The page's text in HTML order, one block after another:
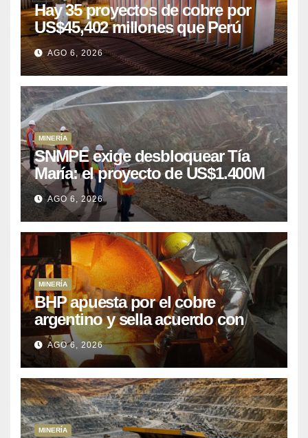
Hay 35 proyectos de cobre por
US$45,402 millones que Perú
puede aprovechar
AGO 6, 2026
MINERÍA
SNMPE exige desbloquear Tía
María: el proyecto de US$1.400M
que Perú lleva 15 años
posponiendo
AGO 6, 2026
MINERÍA
BHP apuesta por el cobre
argentino y sella acuerdo con
Kobrea para siete proyecto
AGO 6, 2026
MINERÍA